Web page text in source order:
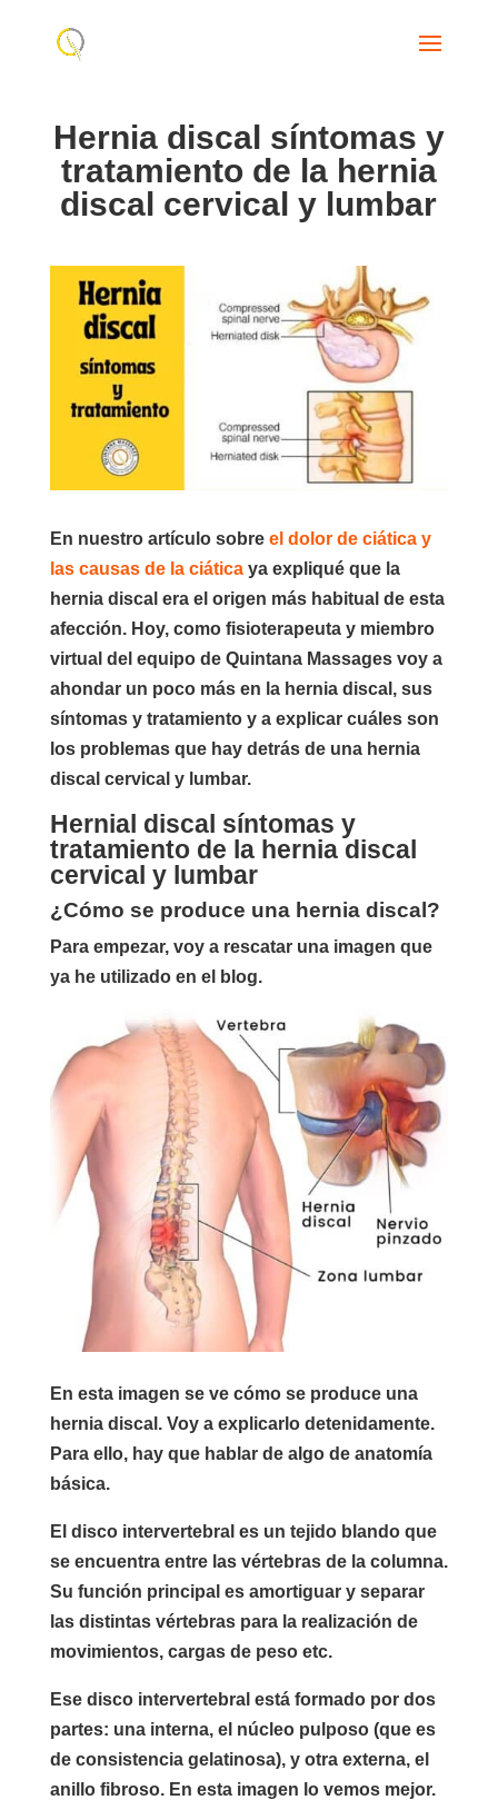
Hernia discal síntomas y
tratamiento de la hernia
discal cervical y lumbar
En nuestro artículo sobre el dolor de ciática y
las causas de la ciáticaya expliqué que la
hernia discal era el origen más habitual de esta
afección. Hoy, como fisioterapeuta y miembro
virtual del equipo de Quintana Massages voy a
ahondar un poco más en la hernia discal, sus
síntomas y tratamiento y a explicar cuáles son
los problemas que hay detrás de una hernia
discal cervical y lumbar.
Hernial discal síntomas y
tratamiento de la hernia discal
cervical y lumbar
¿Cómo se produce una hernia discal?
Para empezar, voy a rescatar una imagen que
ya he utilizado en el blog.
En esta imagen se ve cómo se produce una
hernia discal. Voy a explicarlo detenidamente.
Para ello, hay que hablar de algo de anatomía
básica.
El disco intervertebral es un tejido blando que
se encuentra entre las vértebras de la columna.
Su función principal es amortiguar y separar
las distintas vértebras para la realización de
movimientos, cargas de peso etc.
Ese disco intervertebral está formado por dos
partes: una interna, el núcleo pulposo (que es
de consistencia gelatinosa), y otra externa, el
anillo fibroso. En esta imagen lo vemos mejor.